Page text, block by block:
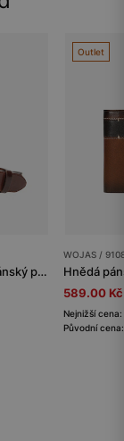
Kožený hnědý pánský pásek
Outlet
WOJAS /
589.00 Kč
Nejnižší
Původní